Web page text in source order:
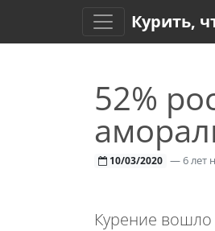
Курить,
52%
10/03/2020 —6 лет
Курение вошло